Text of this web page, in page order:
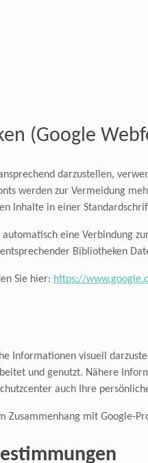
(Google
darzustellen,
werden zur Vermeidung
Inhalte in einer
eine Verbindung
Bibliotheken
Sie hier: https://
Informationen visuell
und genutzt. Nähere
auch Ihre
Zusammenhang mit Google-